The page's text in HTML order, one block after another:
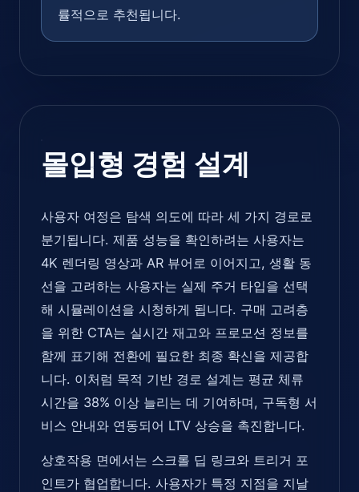
률적으로 추천됩니다.
몰입형 경험 설계
사용자 여정은 탐색 의도에 따라 세 가지 경로로
분기됩니다. 제품 성능을 확인하려는 사용자는
4K 렌더링 영상과 AR 뷰어로 이어지고, 생활 동
선을 고려하는 사용자는 실제 주거 타입을 선택
해 시뮬레이션을 시청하게 됩니다. 구매 고려층
을 위한 CTA는 실시간 재고와 프로모션 정보를
함께 표기해 전환에 필요한 최종 확신을 제공합
니다. 이처럼 목적 기반 경로 설계는 평균 체류
시간을 38% 이상 늘리는 데 기여하며, 구독형 서
비스 안내와 연동되어 LTV 상승을 촉진합니다.
상호작용 면에서는 스크롤 딥 링크와 트리거 포
인트가 협업합니다. 사용자가 특정 지점을 지날